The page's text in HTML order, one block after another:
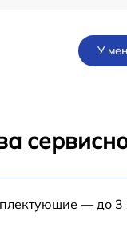
У
— до 3